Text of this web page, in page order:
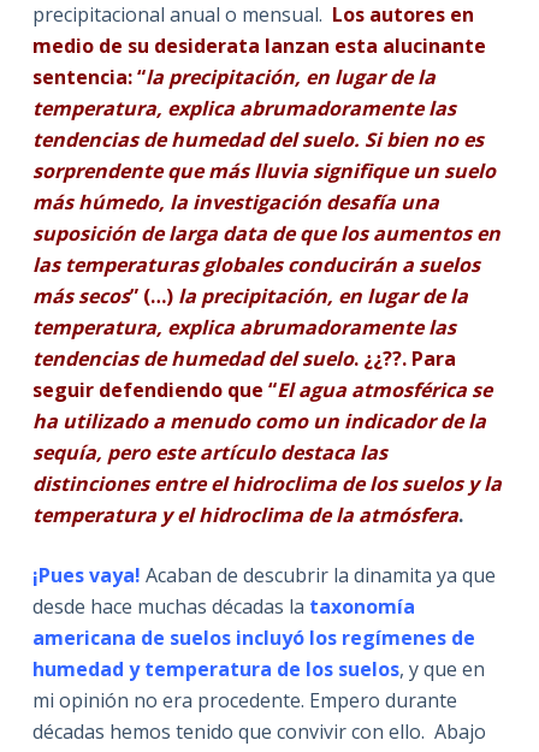
precipitacional anual o mensual. Los autores en
medio de su desiderata lanzan esta alucinante
sentencia: “la precipitación, en lugar de la
temperatura, explica abrumadoramente las
tendencias de humedad del suelo. Si bien no es
sorprendente que más lluvia signifique un suelo
más húmedo, la investigación desafía una
suposición de larga data de que los aumentos en
las temperaturas globales conducirán a suelos
más secos” (…) la precipitación, en lugar de la
temperatura, explica abrumadoramente las
tendencias de humedad del suelo. ¿¿??. Para
seguir defendiendo que “El agua atmosférica se
ha utilizado a menudo como un indicador de la
sequía, pero este artículo destaca las
distinciones entre el hidroclima de los suelos y la
temperatura y el hidroclima de la atmósfera.
¡Pues vaya! Acaban de descubrir la dinamita ya que
desde hace muchas décadas la taxonomía
americana de suelos incluyó los regímenes de
humedad y temperatura de los suelos, y que en
mi opinión no era procedente. Empero durante
décadas hemos tenido que convivir con ello. Abajo